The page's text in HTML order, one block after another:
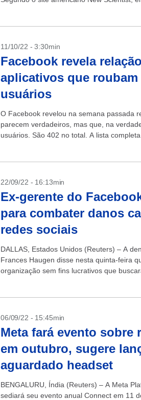
11/10/22 - 3:30min
Facebook revela
aplicativos que
usuários
O Facebook revelou na semana passada
parecem verdadeiros, mas que, na
usuários. São 402 no total. A lista
22/09/22 - 16:13min
Ex-gerente do
para combater danos
redes sociais
DALLAS, Estados Unidos (Reuters) – A
Frances Haugen disse nesta quinta-feira
organização sem fins lucrativos que
06/09/22 - 15:45min
Meta fará evento sobre
em outubro, sugere
aguardado headset
BENGALURU, Índia (Reuters) – A Meta
sediará seu evento anual Connect em 11